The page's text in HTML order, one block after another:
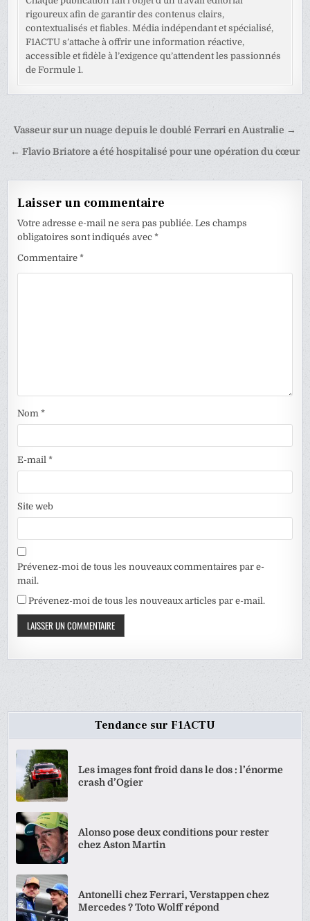
rigoureux afin de garantir des contenus clairs,
contextualisés et fiables. Média indépendant et spécialisé,
F1ACTU s’attache à offrir une information réactive,
accessible et fidèle à l’exigence qu’attendent les passionnés
de Formule 1.
Navigation
de
Vasseur sur un nuage depuis le doublé Ferrari en Australie →
← Flavio Briatore a été hospitalisé pour une opération du cœur
Laisser un commentaire
Votre adresse e-mail ne sera pas publiée. Les champs
obligatoires sont indiqués avec*
Commentaire*
Nom*
E-mail*
Site web
Prévenez-moi de tous les nouveaux commentaires par e-
mail.
Prévenez-moi de tous les nouveaux articles par e-mail.
Tendance sur F1ACTU
Les images font froid dans le dos : l’énorme
crash d’Ogier
Alonso pose deux conditions pour rester
chez Aston Martin
Antonelli chez Ferrari, Verstappen chez
Mercedes ? Toto Wolff répond